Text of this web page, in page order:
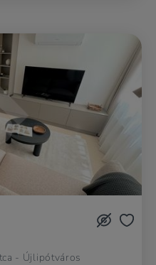
- Újlipótváros